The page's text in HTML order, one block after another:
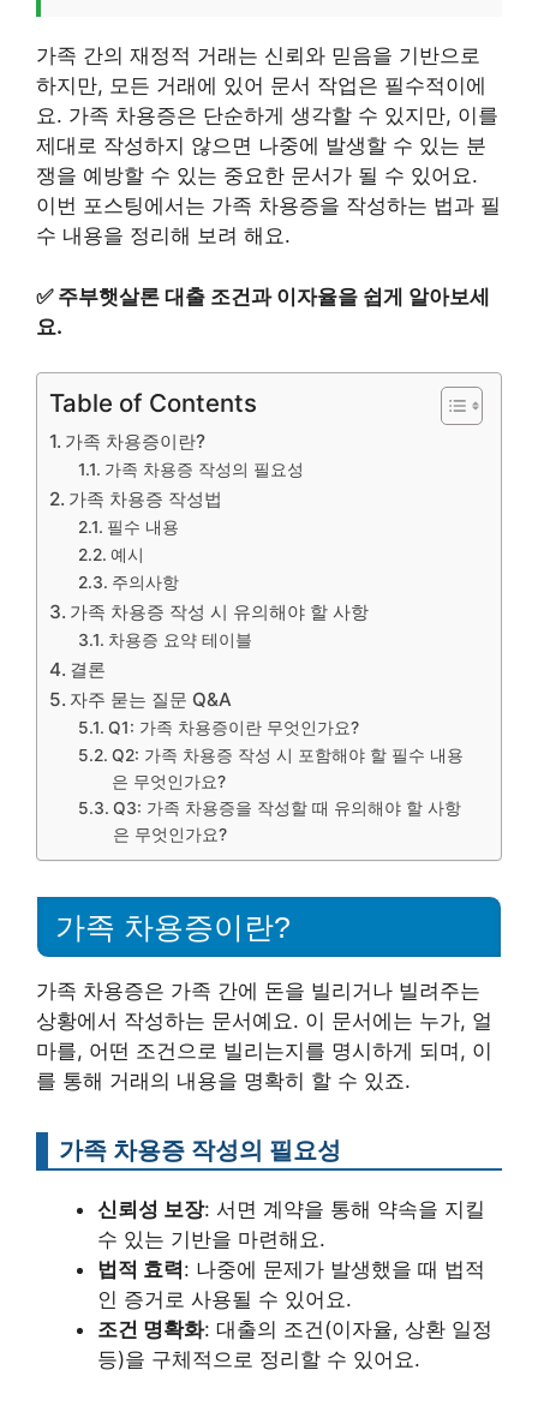
가족 간의 재정적 거래는 신뢰와 믿음을 기반으로
하지만, 모든 거래에 있어 문서 작업은 필수적이에
요. 가족 차용증은 단순하게 생각할 수 있지만, 이를
제대로 작성하지 않으면 나중에 발생할 수 있는 분
쟁을 예방할 수 있는 중요한 문서가 될 수 있어요.
이번 포스팅에서는 가족 차용증을 작성하는 법과 필
수 내용을 정리해 보려 해요.
✅ 주부햇살론 대출 조건과 이자율을 쉽게 알아보세
요.
Table of Contents
가족 차용증이란?
가족 차용증 작성의 필요성
가족 차용증 작성법
필수 내용
예시
주의사항
가족 차용증 작성 시 유의해야 할 사항
차용증 요약 테이블
결론
자주 묻는 질문 Q&A
Q1: 가족 차용증이란 무엇인가요?
Q2: 가족 차용증 작성 시 포함해야 할 필수 내용
은 무엇인가요?
Q3: 가족 차용증을 작성할 때 유의해야 할 사항
은 무엇인가요?
가족 차용증이란?
가족 차용증은 가족 간에 돈을 빌리거나 빌려주는
상황에서 작성하는 문서예요. 이 문서에는 누가, 얼
마를, 어떤 조건으로 빌리는지를 명시하게 되며, 이
를 통해 거래의 내용을 명확히 할 수 있죠.
가족 차용증 작성의 필요성
신뢰성 보장: 서면 계약을 통해 약속을 지킬
수 있는 기반을 마련해요.
법적 효력: 나중에 문제가 발생했을 때 법적
인 증거로 사용될 수 있어요.
조건 명확화: 대출의 조건(이자율, 상환 일정
등)을 구체적으로 정리할 수 있어요.